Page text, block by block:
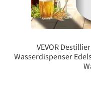
VEVOR
Wasserdispenser